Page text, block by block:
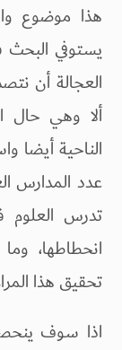
هذا موضوع
يستوفي
العجالة أن
ألا وهي حال
الناحية أيضا
عدد المدارس
تدرس العلوم
انحطاطها،
تحقيق هذا
اذا سوف